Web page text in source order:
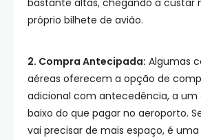
bastante altas, chegando a custar
próprio bilhete de avião.
2. Compra Antecipada: Algumas
aéreas oferecem a opção de
adicional com antecedência, a um
baixo do que pagar no aeroporto.
vai precisar de mais espaço, é